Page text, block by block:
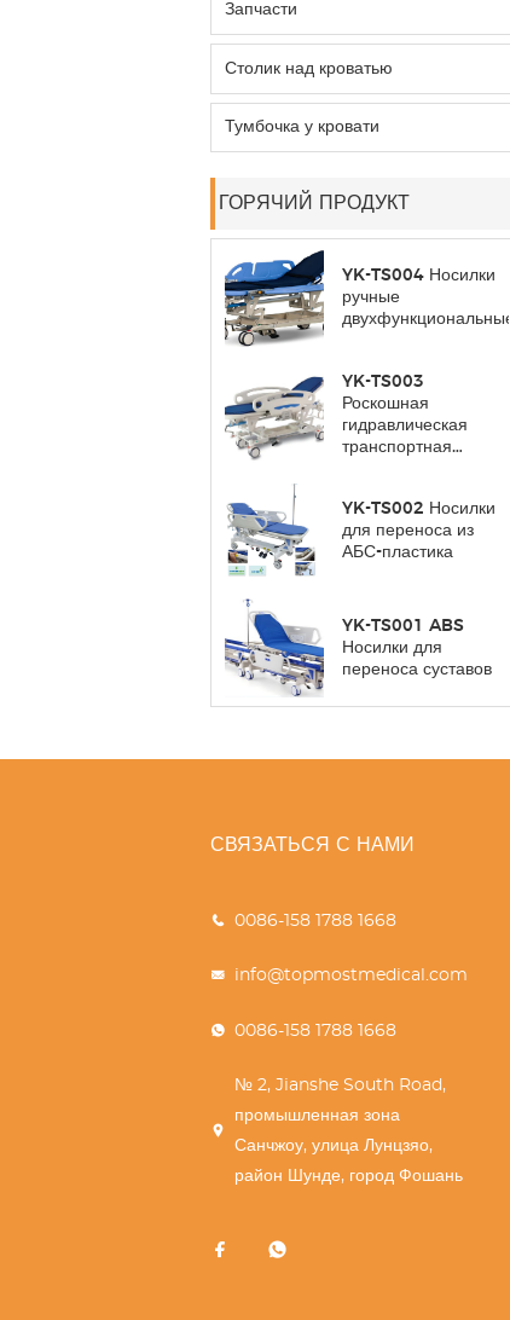
Запчасти
Столик над кроватью
Тумбочка у кровати
ГОРЯЧИЙ ПРОДУКТ
YK-TS004 Носилки
ручные
двухфункциональные
YK-TS003
Роскошная
гидравлическая
транспортная
YK-TS002 Носилки
для переноса из
АБС-пластика
YK-TS001 ABS
Носилки для
переноса суставов
СВЯЗАТЬСЯ С НАМИ
0086-158 1788 1668
info@topmostmedical.com
0086-158 1788 1668
№ 2, Jianshe South Road,
промышленная зона
Санчжоу, улица Лунцзяо,
район Шунде, город Фошань